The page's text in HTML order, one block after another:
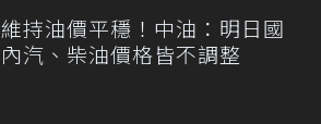
維持油價平穩！中油：明日國
內汽、柴油價格皆不調整